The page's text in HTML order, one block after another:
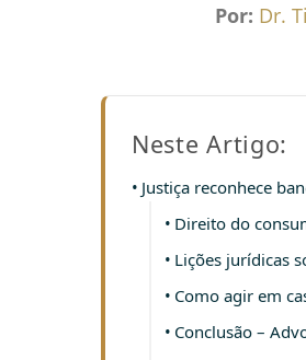
Por: Dr.
Neste Artigo:
Justiça reconhece
Direito do
Lições jurídicas
Como agir em
Conclusão –